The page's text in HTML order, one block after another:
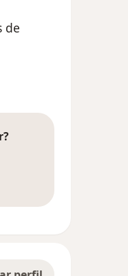
de
Valdivia Alemán